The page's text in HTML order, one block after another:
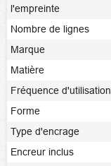
l'empreinte
Nombre de lignes
Marque
Matière
Fréquence d'utilisation
Forme
Type d'encrage
Encreur inclus